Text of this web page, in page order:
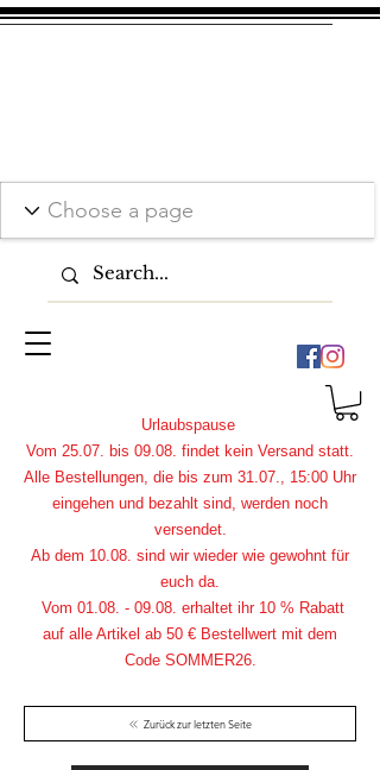
Zurück zur letzten Seite
Urlaubspause
Vom 25.07. bis 09.08. findet kein Versand statt.
Alle Bestellungen, die bis zum 31.07., 15:00 Uhr
eingehen und bezahlt sind, werden noch
versendet.
Ab dem 10.08. sind wir wieder wie gewohnt für
euch da.
Vom 01.08. - 09.08. erhaltet ihr 10 % Rabatt
auf alle Artikel ab 50 € Bestellwert mit dem
Code SOMMER26.